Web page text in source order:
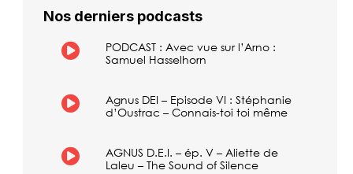
Nos derniers podcasts
PODCAST : Avec vue sur l’Arno :
Samuel Hasselhorn
Agnus DEI – Episode VI : Stéphanie
d’Oustrac – Connais-toi toi même
AGNUS D.E.I. – ép. V – Aliette de
Laleu – The Sound of Silence